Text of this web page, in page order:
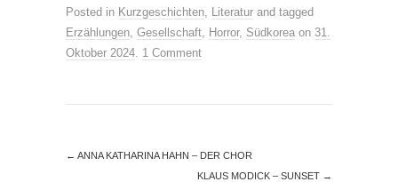
Posted in Kurzgeschichten Literatur and tagged
Erzählungen Gesellschaft Horror, Südkorea on 31.
Oktober 2024 1 Comment
← ANNA KATHARINA HAHN – DER CHOR
KLAUS MODICK – SUNSET →